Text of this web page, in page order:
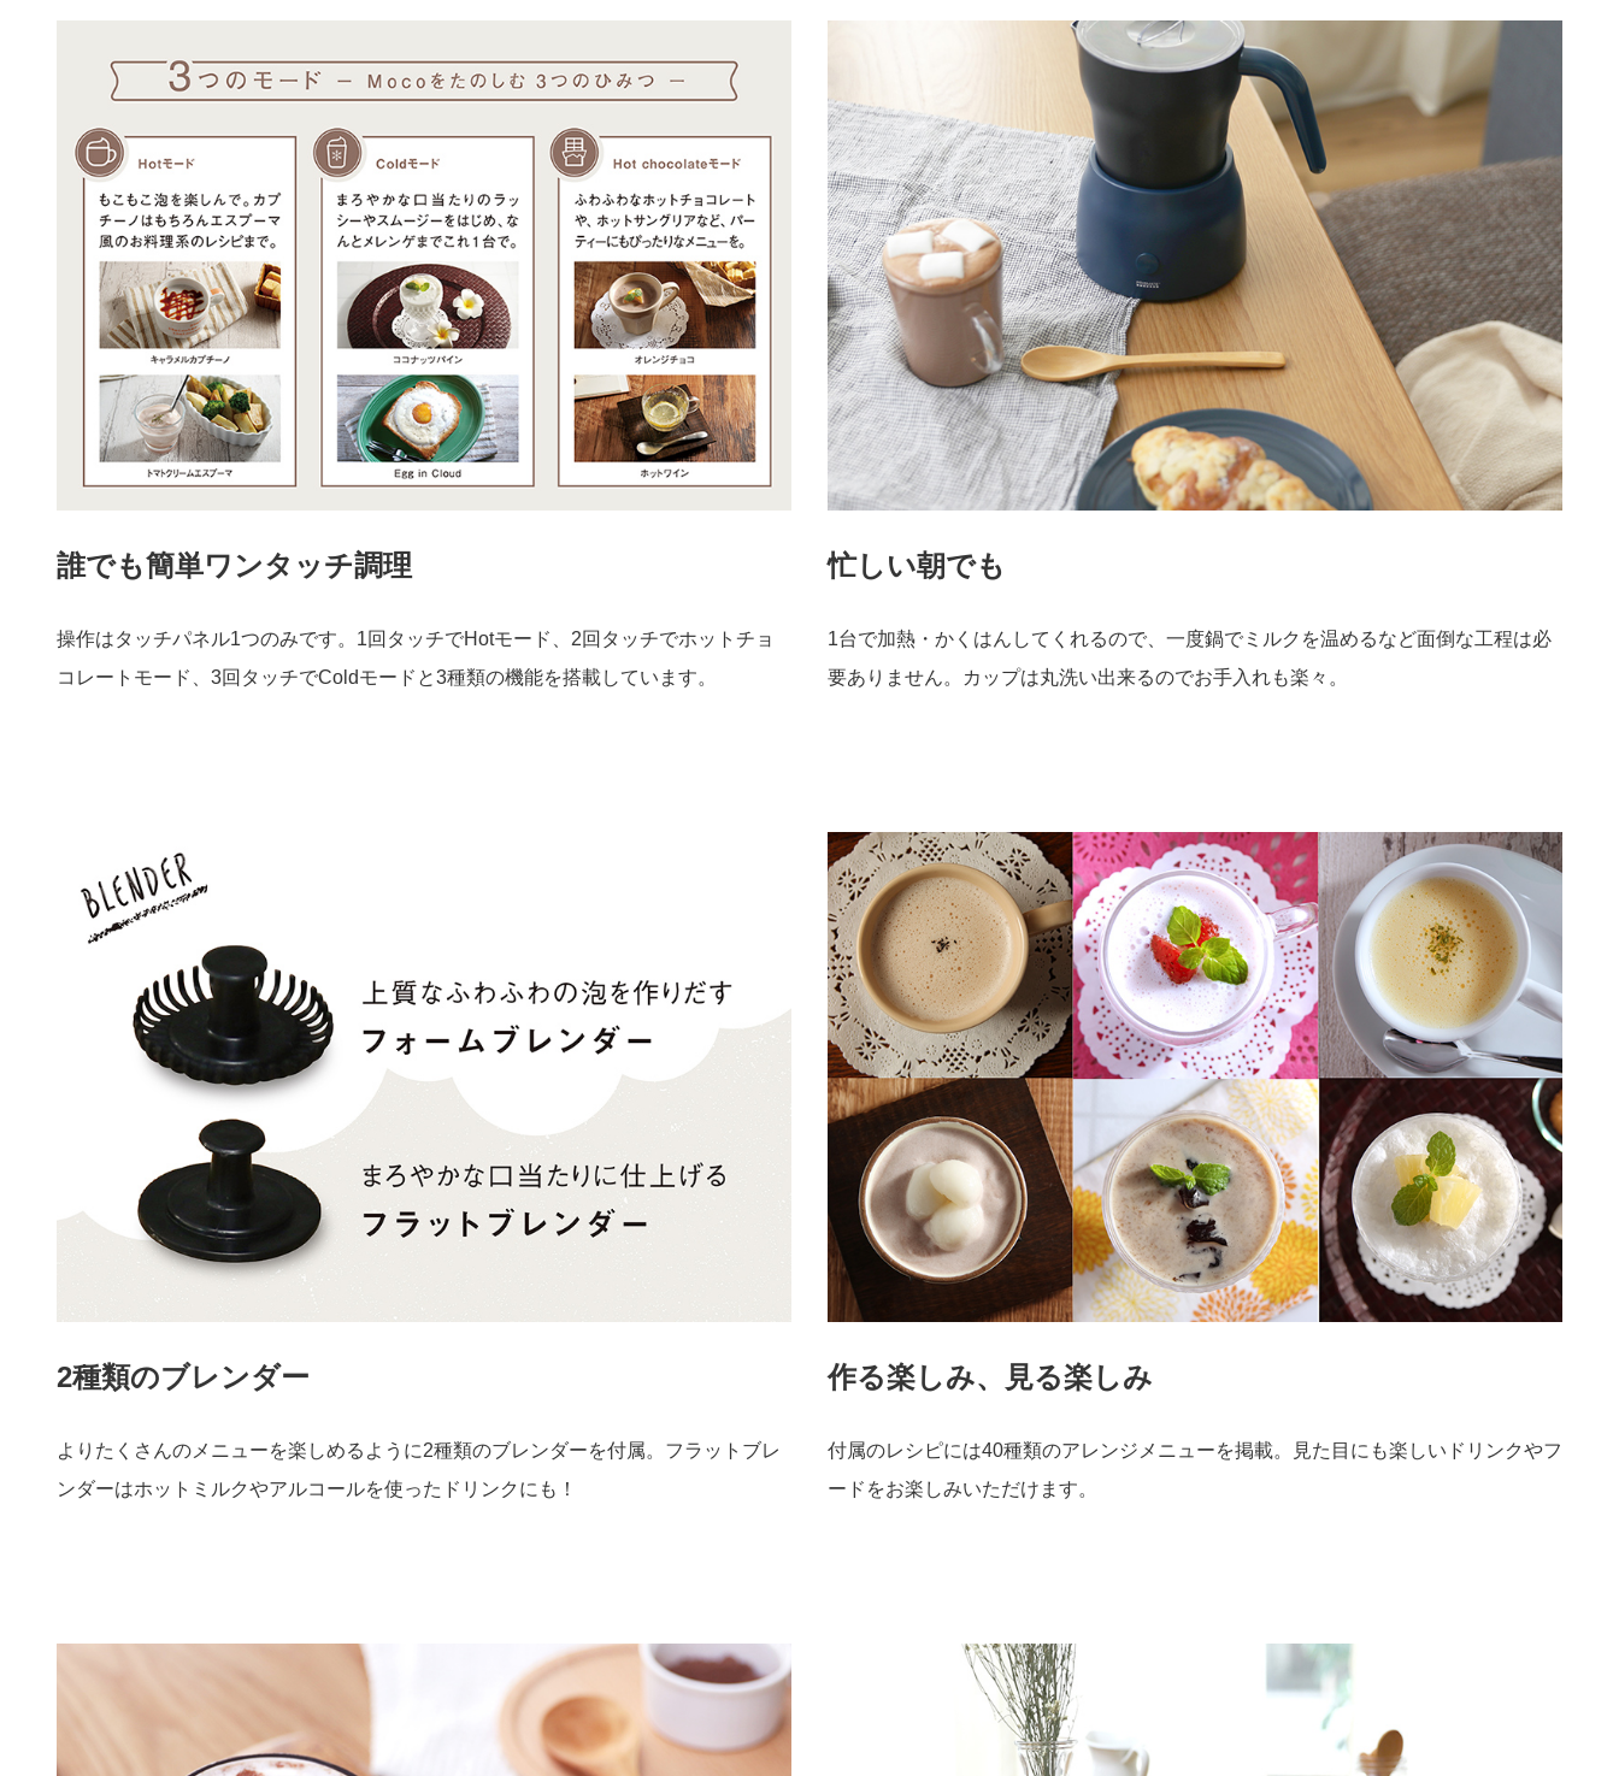
誰でも簡単ワンタッチ調理
操作はタッチパネル1つのみです。1回タッチでHotモード、2回タッチでホットチョ
コレートモード、3回タッチでColdモードと3種類の機能を搭載しています。
忙しい朝でも
1台で加熱・かくはんしてくれるので、一度鍋でミルクを温めるなど面倒な工程は必
要ありません。カップは丸洗い出来るのでお手入れも楽々。
2種類のブレンダー
よりたくさんのメニューを楽しめるように2種類のブレンダーを付属。フラットブレ
ンダーはホットミルクやアルコールを使ったドリンクにも！
作る楽しみ、見る楽しみ
付属のレシピには40種類のアレンジメニューを掲載。見た目にも楽しいドリンクやフ
ードをお楽しみいただけます。